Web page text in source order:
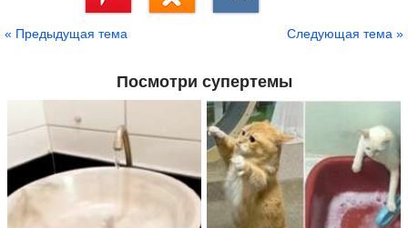
« Предыдущая тема Следующая тема »
Посмотри супертемы